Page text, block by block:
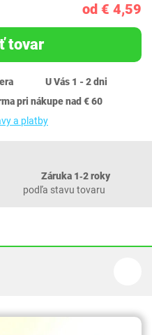
od € 4,59
tovar
U Vás 1 - 2 dni
pri nákupe nad € 60
a platby
Záruka 1‐2 roky
podľa stavu tovaru